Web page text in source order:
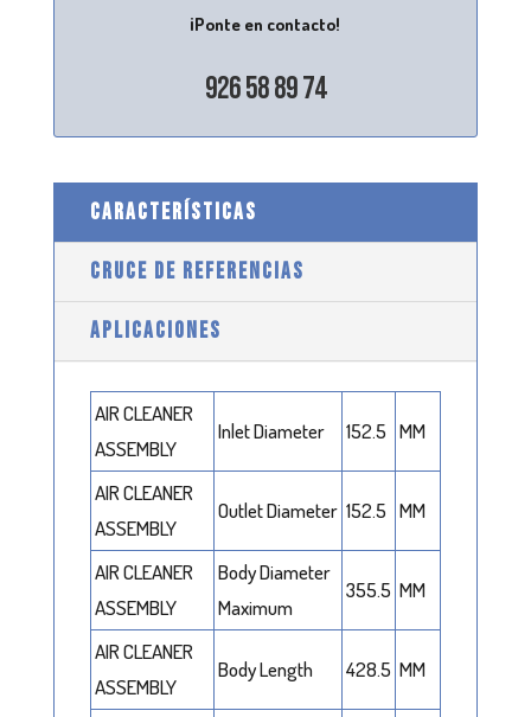
¡Ponte en contacto!
926 58 89 74
CARACTERÍSTICAS
CRUCE DE REFERENCIAS
APLICACIONES
AIR CLEANER
ASSEMBLY
Inlet Diameter 152.5 MM
AIR CLEANER
ASSEMBLY
Outlet Diameter 152.5 MM
AIR CLEANER
ASSEMBLY
Body Diameter
Maximum
355.5 MM
AIR CLEANER
ASSEMBLY
Body Length 428.5 MM